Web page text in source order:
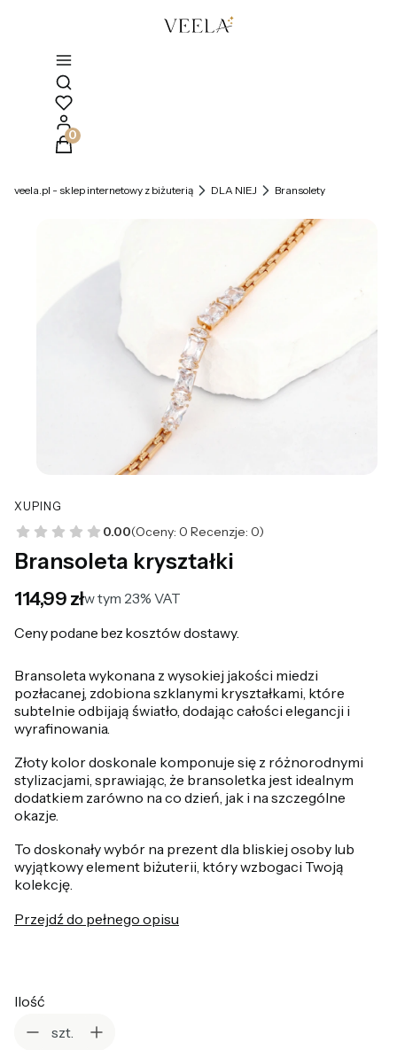
Otwórz wyszukiwarkę
Produkty w koszyku: 0. Zobacz szczegóły
veela.pl - sklep internetowy z biżuterią DLA NIEJ Bransolety
XUPING
0.00(Oceny: 0 Recenzje: 0)
Bransoleta kryształki
Cena
114,99 złw tym 23% VAT
w tym 23% VAT
Ceny podane bez kosztów dostawy.
Bransoleta wykonana z wysokiej jakości miedzi
pozłacanej, zdobiona szklanymi kryształkami, które
subtelnie odbijają światło, dodając całości elegancji i
wyrafinowania.
Złoty kolor doskonale komponuje się z różnorodnymi
stylizacjami, sprawiając, że bransoletka jest idealnym
dodatkiem zarówno na co dzień, jak i na szczególne
okazje.
To doskonały wybór na prezent dla bliskiej osoby lub
wyjątkowy element biżuterii, który wzbogaci Twoją
kolekcję.
Przejdź do pełnego opisu
Ilość
szt.